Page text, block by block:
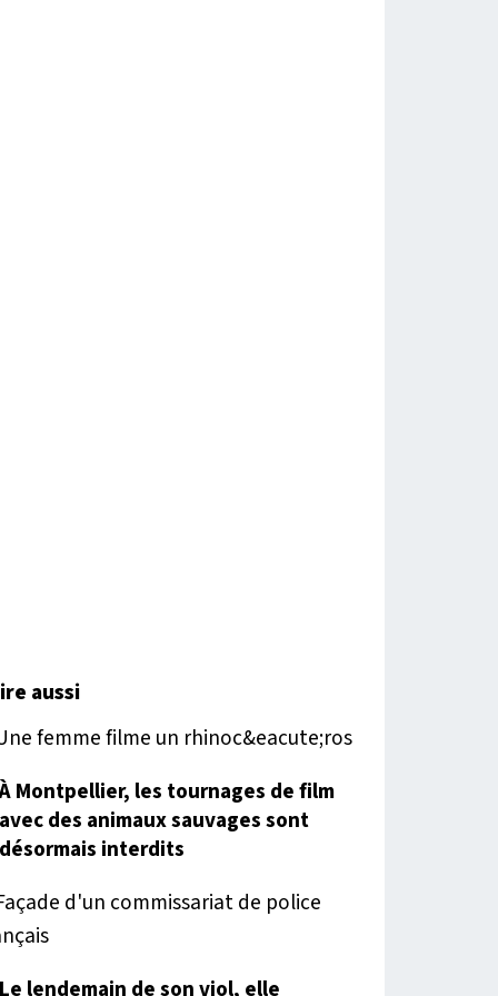
aussi
À Montpellier, les tournages de film
avec des animaux sauvages sont
désormais interdits
Le lendemain de son viol, elle